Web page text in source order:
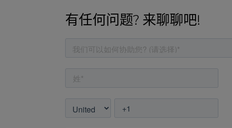
有任何问题? 来聊聊吧!